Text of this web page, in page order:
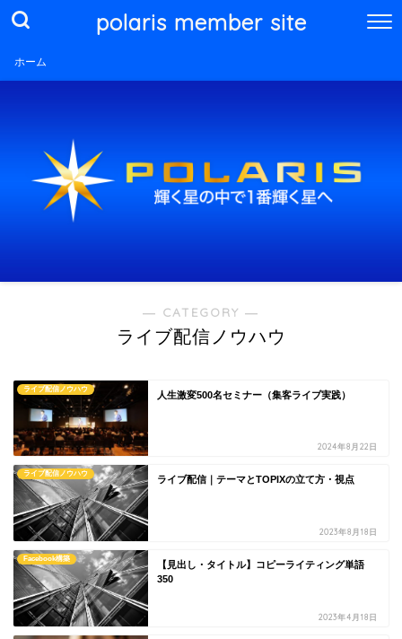
polaris member site
ホーム
― CATEGORY ―
ライブ配信ノウハウ
ライブ配信ノウハウ
人生激変500名セミナー（集客ライブ実践）
2024年8月22日
ライブ配信ノウハウ
ライブ配信｜テーマとTOPIXの立て方・視点
2023年8月18日
Facebook構築
【見出し・タイトル】コピーライティング単語
350
2023年4月18日